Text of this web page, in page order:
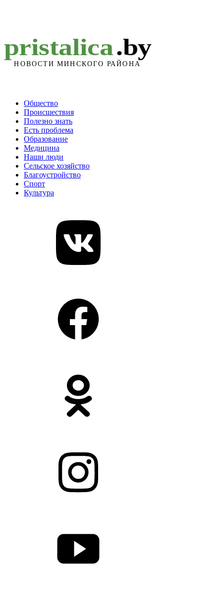
Общество
Происшествия
Полезно знать
Есть проблема
Образование
Медицина
Наши люди
Сельское хозяйство
Благоустройство
Спорт
Культура